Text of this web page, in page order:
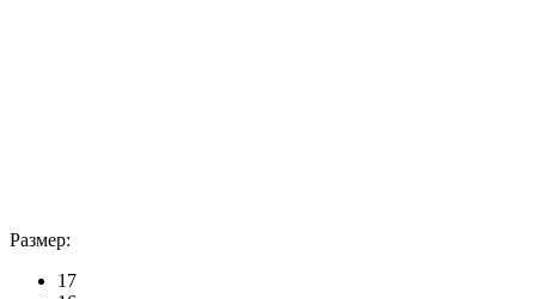
Размер:
17